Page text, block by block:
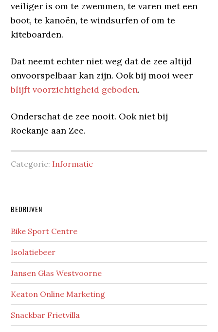
veiliger is om te zwemmen, te varen met een
boot, te kanoën, te windsurfen of om te
kiteboarden.
Dat neemt echter niet weg dat de zee altijd
onvoorspelbaar kan zijn. Ook bij mooi weer
blijft voorzichtigheid geboden.
Onderschat de zee nooit. Ook niet bij
Rockanje aan Zee.
Categorie: Informatie
Primaire
Sidebar
BEDRIJVEN
Bike Sport Centre
Isolatiebeer
Jansen Glas Westvoorne
Keaton Online Marketing
Snackbar Frietvilla